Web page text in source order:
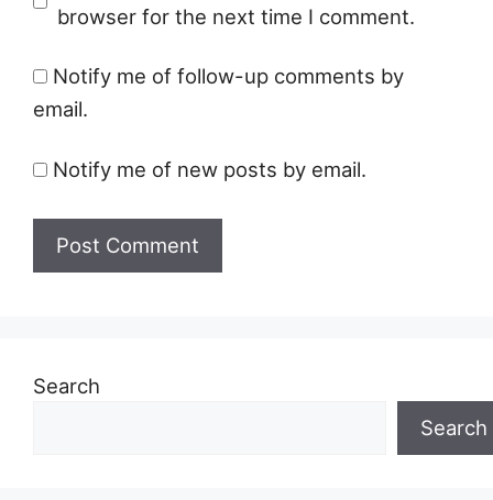
browser for the next time I comment.
Notify me of follow-up comments by
email.
Notify me of new posts by email.
Search
Search